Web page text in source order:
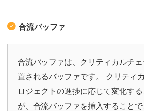
合流バッファ
合流バッファは、クリティカルチ
置されるバッファです。
クリティ
ロジェクトの進捗に応じて変化す
が、合流バッファを挿入すること